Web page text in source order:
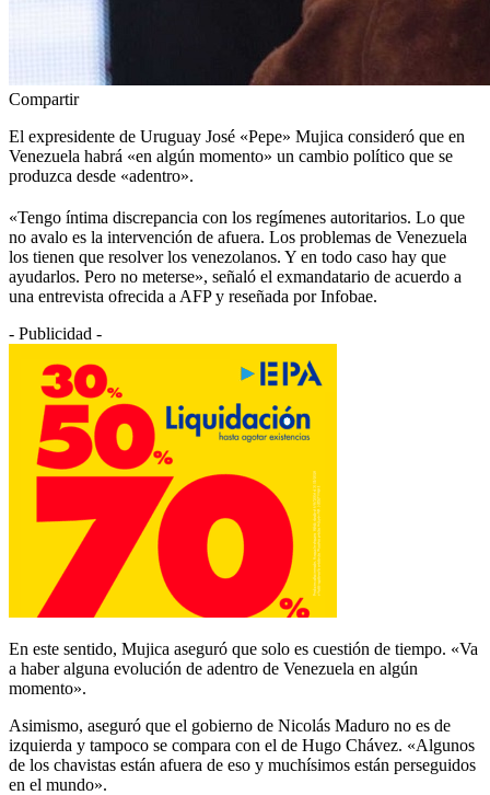
Compartir
El expresidente de Uruguay José «Pepe» Mujica consideró que en
Venezuela habrá «en algún momento» un cambio político que se
produzca desde «adentro».
«Tengo íntima discrepancia con los regímenes autoritarios. Lo que
no avalo es la intervención de afuera. Los problemas de Venezuela
los tienen que resolver los venezolanos. Y en todo caso hay que
ayudarlos. Pero no meterse», señaló el exmandatario de acuerdo a
una entrevista ofrecida a AFP y reseñada por Infobae.
- Publicidad -
En este sentido, Mujica aseguró que solo es cuestión de tiempo. «Va
a haber alguna evolución de adentro de Venezuela en algún
momento».
Asimismo, aseguró que el gobierno de Nicolás Maduro no es de
izquierda y tampoco se compara con el de Hugo Chávez. «Algunos
de los chavistas están afuera de eso y muchísimos están perseguidos
en el mundo».